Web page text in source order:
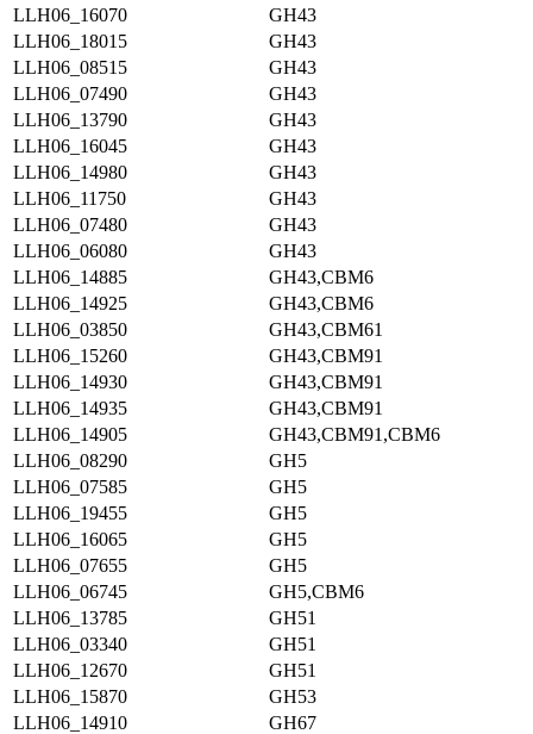
LLH06_16070
GH43
LLH06_18015
GH43
LLH06_08515
GH43
LLH06_07490
GH43
LLH06_13790
GH43
LLH06_16045
GH43
LLH06_14980
GH43
LLH06_11750
GH43
LLH06_07480
GH43
LLH06_06080
GH43
LLH06_14885
GH43,CBM6
LLH06_14925
GH43,CBM6
LLH06_03850
GH43,CBM61
LLH06_15260
GH43,CBM91
LLH06_14930
GH43,CBM91
LLH06_14935
GH43,CBM91
LLH06_14905
GH43,CBM91,CBM6
LLH06_08290
GH5
LLH06_07585
GH5
LLH06_19455
GH5
LLH06_16065
GH5
LLH06_07655
GH5
LLH06_06745
GH5,CBM6
LLH06_13785
GH51
LLH06_03340
GH51
LLH06_12670
GH51
LLH06_15870
GH53
LLH06_14910
GH67